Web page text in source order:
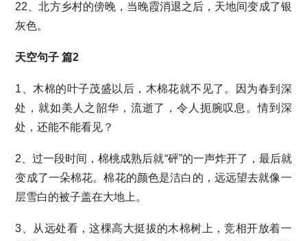
22、北方乡村的傍晚，当晚霞消退之后，天地间变成了银
灰色。
天空句子 篇2
1、木棉的叶子茂盛以后，木棉花就不见了。因为春到深
处，就如美人之韶华，流逝了，令人扼腕叹息。情到深
处，还能不能看见？
2、过一段时间，棉桃成熟后就“砰”的一声炸开了，最后就
变成了一朵棉花。棉花的颜色是洁白的，远远望去就像一
层雪白的被子盖在大地上。
3、从远处看，这棵高大挺拔的木棉树上，竞相开放着一